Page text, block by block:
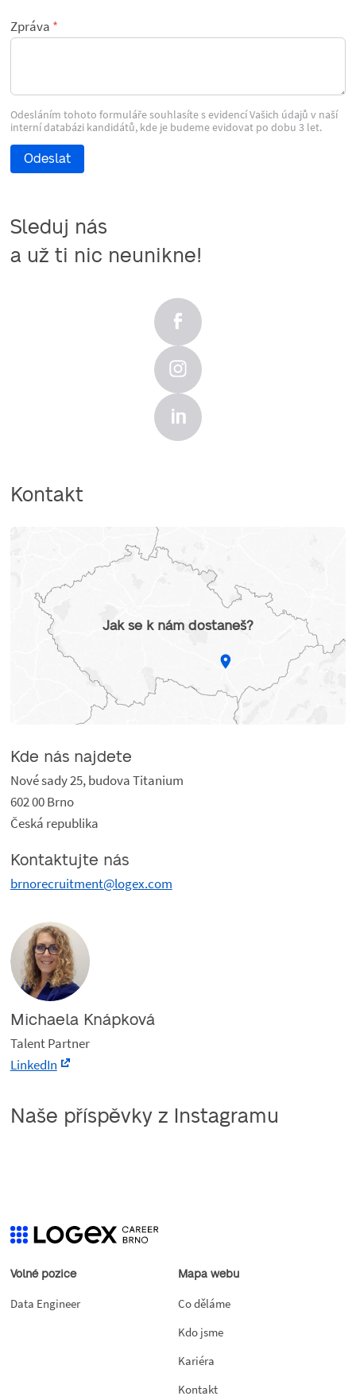
Zpráva
Odesláním tohoto formuláře souhlasíte s evidencí Vašich údajů v naší
interní databázi kandidátů, kde je budeme evidovat po dobu 3 let.
Odeslat
Sleduj nás
a už ti nic neunikne!
Kontakt
Jak se k nám dostaneš?
Kde nás najdete
Nové sady 25, budova Titanium
602 00 Brno
Česká republika
Kontaktujte nás
brnorecruitment@logex.com
Michaela Knápková
Talent Partner
LinkedIn
Naše příspěvky z Instagramu
Volné pozice
Data Engineer
Mapa webu
Co děláme
Kdo jsme
Kariéra
Kontakt